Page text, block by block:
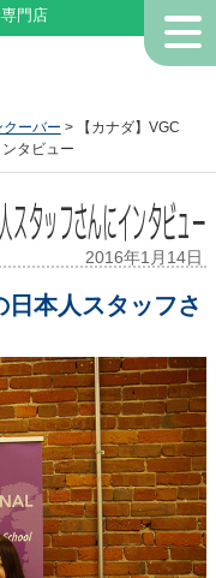
門店
ーバー > 【カナダ】VGC
タビュー
タッフさんにインタビュー
2016年1月14日
本人スタッフさ